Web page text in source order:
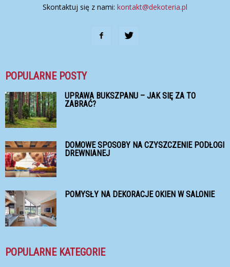
Skontaktuj się z nami: kontakt@dekoteria.pl
POPULARNE POSTY
UPRAWA BUKSZPANU – JAK SIĘ ZA TO
ZABRAĆ?
DOMOWE SPOSOBY NA CZYSZCZENIE PODŁOGI
DREWNIANEJ
POMYSŁY NA DEKORACJE OKIEN W SALONIE
POPULARNE KATEGORIE